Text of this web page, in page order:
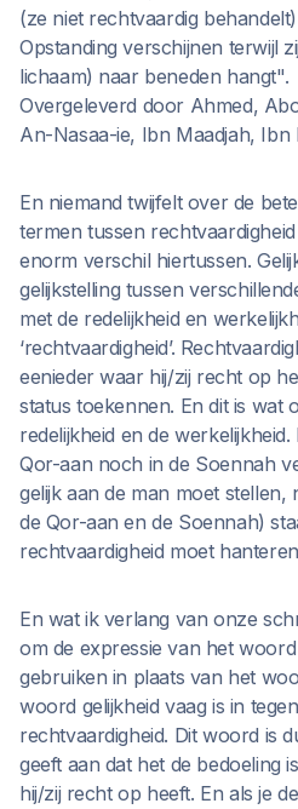
(ze niet rechtvaardig
Opstanding verschijnen terwijl
lichaam) naar beneden hangt".
Overgeleverd door Ahmed,
An-Nasaa-ie, Ibn Maadjah, Ibn
En niemand twijfelt over de
termen tussen
enorm verschil hiertussen.
gelijkstelling tussen
met de redelijkheid en
‘rechtvaardigheid’.
eenieder waar hij/zij recht op
status toekennen. En dit is wat
redelijkheid en de
Qor-aan noch in de Soennah
gelijk aan de man moet stellen,
de Qor-aan en de Soennah)
rechtvaardigheid moet
En wat ik verlang van onze
om de expressie van het
gebruiken in plaats van het
woord gelijkheid vaag is in
rechtvaardigheid. Dit woord is
geeft aan dat het de bedoeling
hij/zij recht op heeft. En als je